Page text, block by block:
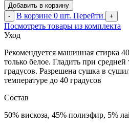
Добавить в корзину
-
В корзине 0 шт. Перейти +
Посмотреть товары из комплекта
Уход
Рекомендуется машинная стирка
только белое. Гладить при средней
градусов. Разрешена сушка в
температуре до 40 градусов
Состав
50% вискоза, 45% полиэфир, 5%